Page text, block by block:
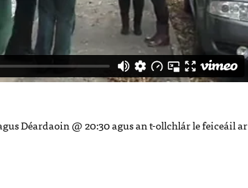
Déardaoin @ 20:30 agus an t-ollchlár le feiceáil ar